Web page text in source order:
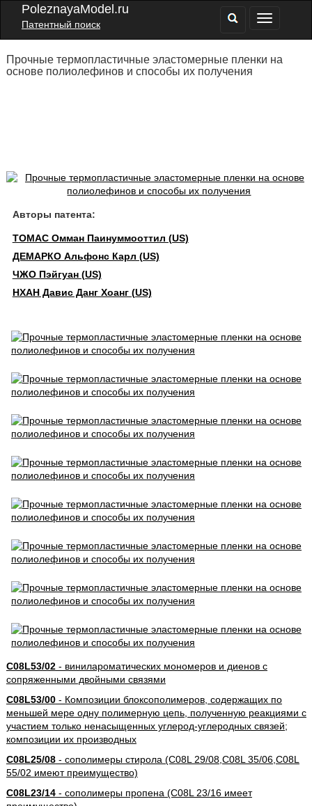
PoleznayaModel.ru
Патентный поиск
Прочные термопластичные эластомерные пленки на
основе полиолефинов и способы их получения
Авторы патента:
ТОМАС Омман Паинуммооттил (US)
ДЕМАРКО Альфонс Карл (US)
ЧЖО Пэйгуан (US)
НХАН Давис Данг Хоанг (US)
C08L53/02- винилароматических мономеров и диенов с
сопряженными двойными связями
C08L53/00- Композиции блоксополимеров, содержащих по
меньшей мере одну полимерную цепь, полученную реакциями с
участием только ненасыщенных углерод-углеродных связей;
композиции их производных
C08L25/08- сополимеры стирола (C08L 29/08,C08L 35/06,C08L
55/02 имеют преимущество)
C08L23/14- сополимеры пропена (C08L 23/16 имеет